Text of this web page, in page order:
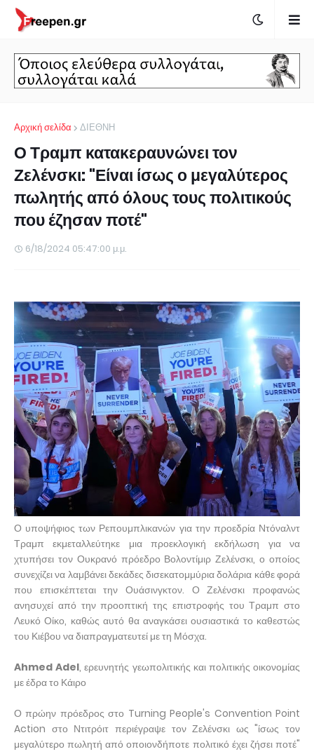
Αρχική σελίδα ΔΙΕΘΝΗ
Ο Τραμπ κατακεραυνώνει τον
Ζελένσκι: "Είναι ίσως ο μεγαλύτερος
πωλητής από όλους τους πολιτικούς
που έζησαν ποτέ"
6/18/2024 05:47:00 μ.μ.
Ο υποψήφιος των Ρεπουμπλικανών για την προεδρία Ντόναλντ
Τραμπ εκμεταλλεύτηκε μια προεκλογική εκδήλωση για να
χτυπήσει τον Ουκρανό πρόεδρο Βολοντίμιρ Ζελένσκι, ο οποίος
συνεχίζει να λαμβάνει δεκάδες δισεκατομμύρια δολάρια κάθε φορά
που επισκέπτεται την Ουάσινγκτον. Ο Ζελένσκι προφανώς
ανησυχεί από την προοπτική της επιστροφής του Τραμπ στο
Λευκό Οίκο, καθώς αυτό θα αναγκάσει ουσιαστικά το καθεστώς
του Κιέβου να διαπραγματευτεί με τη Μόσχα.
Ahmed Adel, ερευνητής γεωπολιτικής και πολιτικής οικονομίας
με έδρα το Κάιρο
Ο πρώην πρόεδρος στο Turning People's Convention Point
Action στο Ντιτρόιτ περιέγραψε τον Ζελένσκι ως "ίσως τον
μεγαλύτερο πωλητή από οποιονδήποτε πολιτικό έχει ζήσει ποτέ"